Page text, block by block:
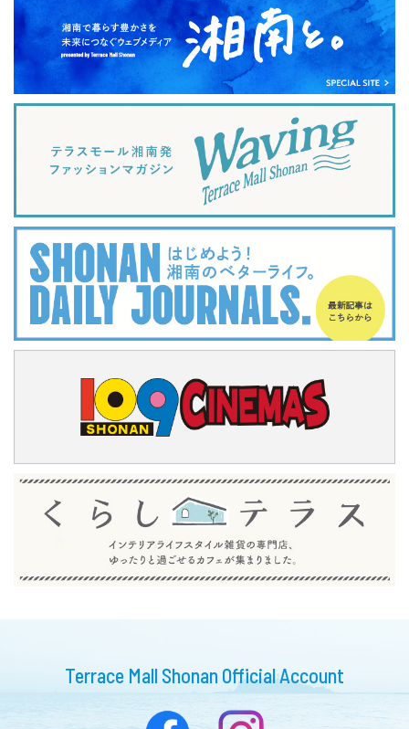
Terrace Mall Shonan Official Account